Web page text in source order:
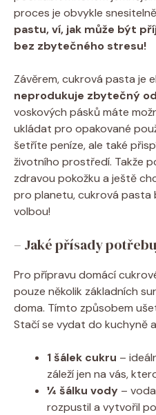
proces je obvykle
pastu, ví, jak může být
bez zbytečného stresu!
Závěrem, cukrová pasta je
neprodukuje zbytečný
voskových pásků máte
ukládat pro opakované
šetříte peníze, ale také
životního prostředí. Takže
zdravou pokožku a ještě
pro planetu, cukrová
volbou!
– Jaké přísady
Pro přípravu domácí
pouze několik základních
doma. Tímto způsobem
Stačí se vydat do kuchyně
1 šálek cukru –
záleží jen na vás,
¼ šálku vody –
rozpustil a vytvořil